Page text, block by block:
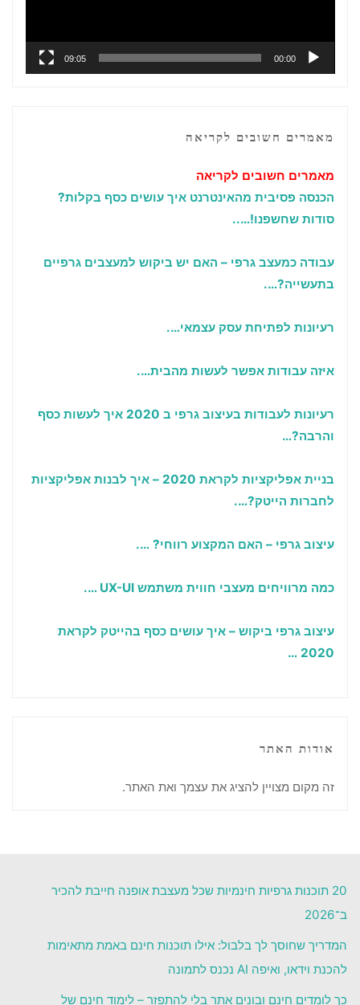
00:00
09:05
מאמרים חשובים לקריאה
מאמרים חשובים לקריאה
הכנסה פסיבית מהאינטרנט איך עושים כסף בקלות?
סודות שחשפנו!…..
עבודה כמעצב גרפי – האם יש ביקוש למעצבים גרפיים
בתעשייה?….
רעיונות לפתיחת עסק עצמאי….
איזה עבודות אפשר לעשות מהבית….
רעיונות לעבודות בעיצוב גרפי ב 2020 איך לעשות כסף
והרבה?…
בניית אפליקציות לקראת 2020 – איך לבנות אפליקציות
לחברות הייטק?….
עיצוב גרפי – האם המקצוע רווחי? ….
כמה מרוויחים מעצבי חווית משתמש UX-UI
….
עיצוב גרפי ביקוש – איך עושים כסף בהייטק לקראת
2020
…
אודות האתר
זה מקום מצויין להציג את עצמך ואת האתר.
20 תוכנות גרפיות חינמיות שכל מעצבת אופנה חייבת להכיר
ב־2026
המדריך שחוסך לך בלבול: אילו תוכנות חינם באמת מתאימות
להכנת וידאו, ואיפה AI נכנס לתמונה
כך לומדים חינם ובונים אתר בלי להתפזר – לימוד חינם של